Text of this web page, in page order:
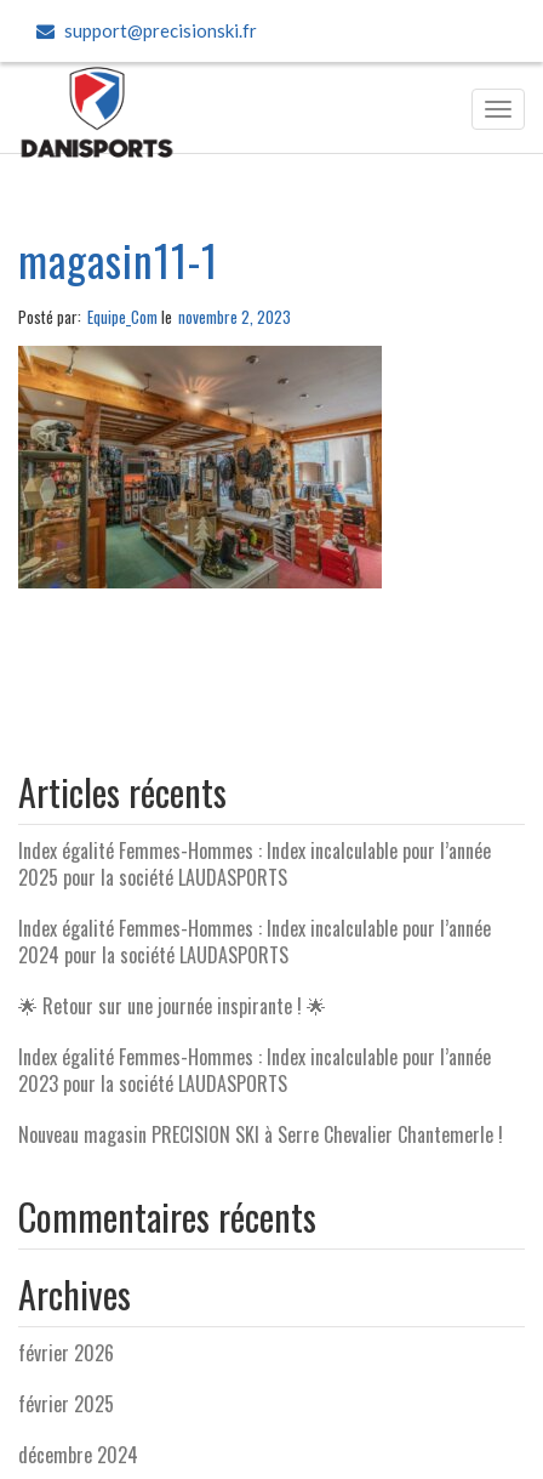
support@precisionski.fr
magasin11-1
Posté par: Equipe_Com le novembre 2, 2023
Articles récents
Index égalité Femmes-Hommes : Index incalculable pour l’année
2025 pour la société LAUDASPORTS
Index égalité Femmes-Hommes : Index incalculable pour l’année
2024 pour la société LAUDASPORTS
🌟 Retour sur une journée inspirante ! 🌟
Index égalité Femmes-Hommes : Index incalculable pour l’année
2023 pour la société LAUDASPORTS
Nouveau magasin PRECISION SKI à Serre Chevalier Chantemerle !
Commentaires récents
Archives
février 2026
février 2025
décembre 2024